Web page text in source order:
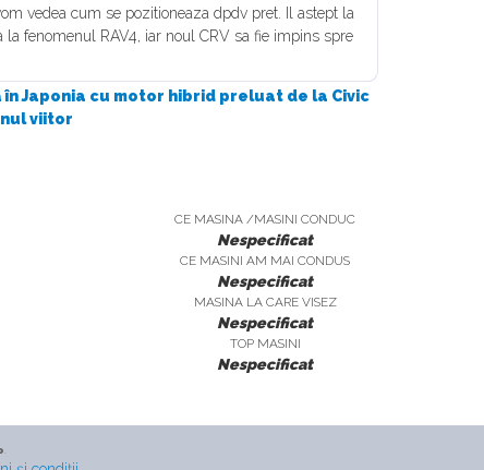
vedea cum se pozitioneaza dpdv pret. Il astept la
fenomenul RAV4, iar noul CRV sa fie impins spre
în Japonia cu motor hibrid preluat de la Civic
viitor
CE MASINA /MASINI CONDUC
Nespecificat
CE MASINI AM MAI CONDUS
Nespecificat
MASINA LA CARE VISEZ
Nespecificat
TOP MASINI
Nespecificat